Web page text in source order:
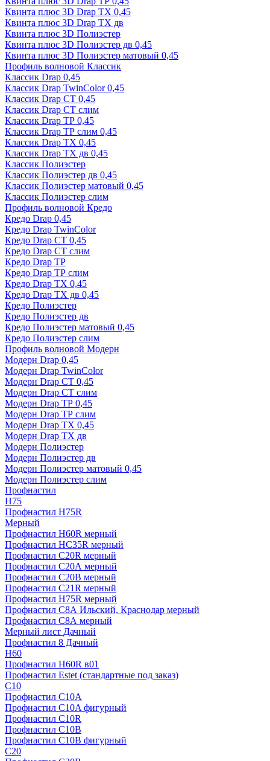
Квинта плюс 3D Drap ТХ 0,45
Квинта плюс 3D Drap ТХ дв
Квинта плюс 3D Полиэстер
Квинта плюс 3D Полиэстер дв 0,45
Квинта плюс 3D Полиэстер матовый 0,45
Профиль волновой Классик
Классик Drap 0,45
Классик Drap TwinColor 0,45
Классик Drap СТ 0,45
Классик Drap СТ слим
Классик Drap ТР 0,45
Классик Drap ТР слим 0,45
Классик Drap ТХ 0,45
Классик Drap ТХ дв 0,45
Классик Полиэстер
Классик Полиэстер дв 0,45
Классик Полиэстер матовый 0,45
Классик Полиэстер слим
Профиль волновой Кредо
Кредо Drap 0,45
Кредо Drap TwinColor
Кредо Drap СТ 0,45
Кредо Drap СТ слим
Кредо Drap ТР
Кредо Drap ТР слим
Кредо Drap ТХ 0,45
Кредо Drap ТХ дв 0,45
Кредо Полиэстер
Кредо Полиэстер дв
Кредо Полиэстер матовый 0,45
Кредо Полиэстер слим
Профиль волновой Модерн
Модерн Drap 0,45
Модерн Drap TwinColor
Модерн Drap СТ 0,45
Модерн Drap СТ слим
Модерн Drap ТР 0,45
Модерн Drap ТР слим
Модерн Drap ТХ 0,45
Модерн Drap ТХ дв
Модерн Полиэстер
Модерн Полиэстер дв
Модерн Полиэстер матовый 0,45
Модерн Полиэстер слим
Профнастил
H75
Профнастил H75R
Мерный
Профнастил H60R мерный
Профнастил HC35R мерный
Профнастил С20R мерный
Профнастил С20А мерный
Профнастил С20В мерный
Профнастил С21R мерный
Профнастил Н75R мерный
Профнастил С8А Ильский, Краснодар мерный
Профнастил С8А мерный
Мерный лист Дачный
Профнастил 8 Дачный
Н60
Профнастил H60R в01
Профнастил Estet (стандартные под заказ)
C10
Профнастил С10A
Профнастил С10A фигурный
Профнастил С10R
Профнастил С10В
Профнастил С10В фигурный
C20